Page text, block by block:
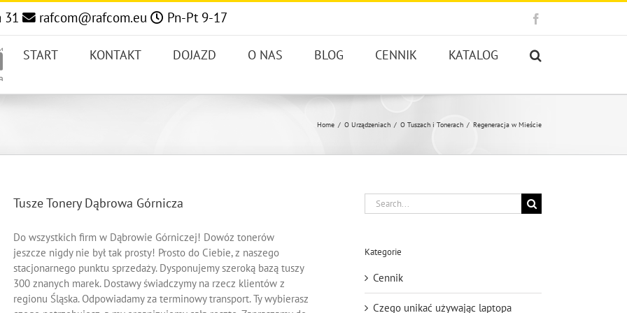
31 rafcom@rafcom.eu Pn-Pt 9-17
START KONTAKT DOJAZD O NAS BLOG CENNIK KATALOG
Home O Urządzeniach O Tuszach i Tonerach Regeneracja w Mieście
Tusze Tonery Dąbrowa Górnicza
Do wszystkich firm w Dąbrowie Górniczej! Dowóz tonerów
jeszcze nigdy nie był tak prosty! Prosto do Ciebie, z naszego
stacjonarnego punktu sprzedaży. Dysponujemy szeroką bazą tuszy
300 znanych marek. Dostawy świadczymy na rzecz klientów z
regionu Śląska. Odpowiadamy za terminowy transport. Ty wybierasz
Search
for:
Kategorie
Cennik
Czego unikać używając laptopa